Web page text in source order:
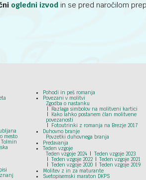
ogledni izvodin se pred naročilom
mesto
Tolmin
Pohodi in peš romanja
Povezani v molitvi
Zgodba o nastanku
Razlaga simbolov na molitveni kartici
Kako lahko postanem član molitvene
povezanosti
Fotoutrinki z romanja na Brezje 2017
Duhovno branje
Povzetki duhovnega branja
Predavanja
Teden vzgoje
Teden vzgoje 2024
Teden vzgoje 2023
Teden vzgoje 2022
Teden vzgoje 2021
Teden vzgoje 2020
Teden vzgoje 2019
Molitev z in za maturante
Svetopisemski maraton DKPS